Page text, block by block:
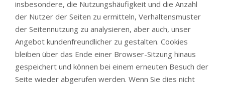
insbesondere, die Nutzungshäufigkeit und die Anzahl
der Nutzer der Seiten zu ermitteln, Verhaltensmuster
der Seitennutzung zu analysieren, aber auch, unser
Angebot kundenfreundlicher zu gestalten. Cookies
bleiben über das Ende einer Browser-Sitzung hinaus
gespeichert und können bei einem erneuten Besuch der
Seite wieder abgerufen werden. Wenn Sie dies nicht